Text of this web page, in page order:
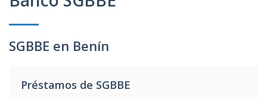
SGBBE en Benín
Préstamos de SGBBE